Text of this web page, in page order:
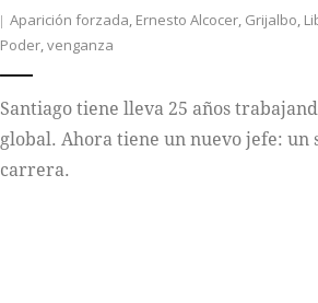
Aparición forzada, Ernesto Alcocer, Grijalbo,
Poder,venganza
Santiago tiene lleva 25 años
global. Ahora tiene un nuevo jefe: un
carrera.